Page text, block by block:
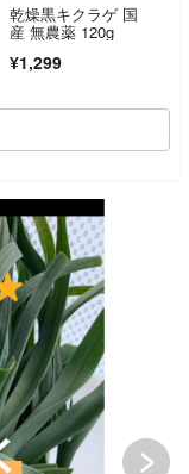
乾燥黒キクラゲ 国
産 無農薬 120g
¥1,299